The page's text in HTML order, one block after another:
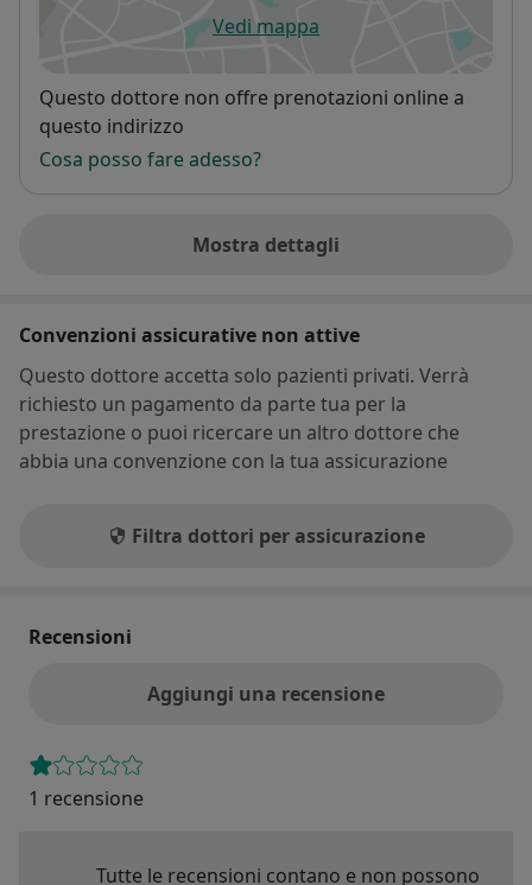
Vedi mappasi apre in una nuova scheda
Disponibilità
Questo dottore non offre prenotazioni online a
questo indirizzo
Cosa posso fare adesso?
Mostra dettagli
sull'indirizzo
Convenzioni assicurative non attive
Questo dottore accetta solo pazienti privati. Verrà
richiesto un pagamento da parte tua per la
prestazione o puoi ricercare un altro dottore che
abbia una convenzione con la tua assicurazione
Filtra dottori per assicurazione
Recensioni
Aggiungi una recensione
1 recensione
Tutte le recensioni contano e non possono